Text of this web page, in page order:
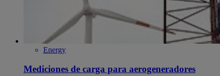
Energy
Mediciones de carga para aerogeneradores